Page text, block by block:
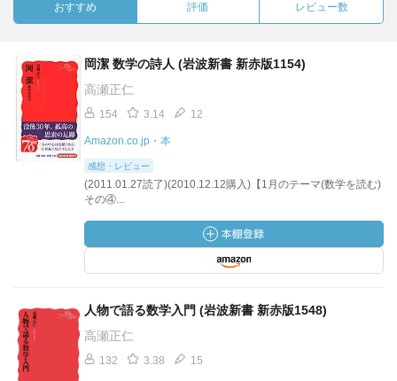
おすすめ 評価 レビュー数
岡潔 数学の詩人 (岩波新書 新赤版1154)
高瀬正仁
154 3.14 12
Amazon.co.jp・本
感想・レビュー
(2011.01.27読了)(2010.12.12購入)【1月のテーマ(数学を読む)
その④...
人物で語る数学入門 (岩波新書 新赤版1548)
高瀬正仁
132 3.38 15